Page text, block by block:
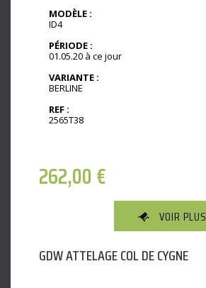
MODÈLE :
ID4
PÉRIODE :
01.05.20 à ce jour
VARIANTE :
BERLINE
REF :
2565T38
262,00€
VOIR PLUS
GDW ATTELAGE COL DE CYGNE